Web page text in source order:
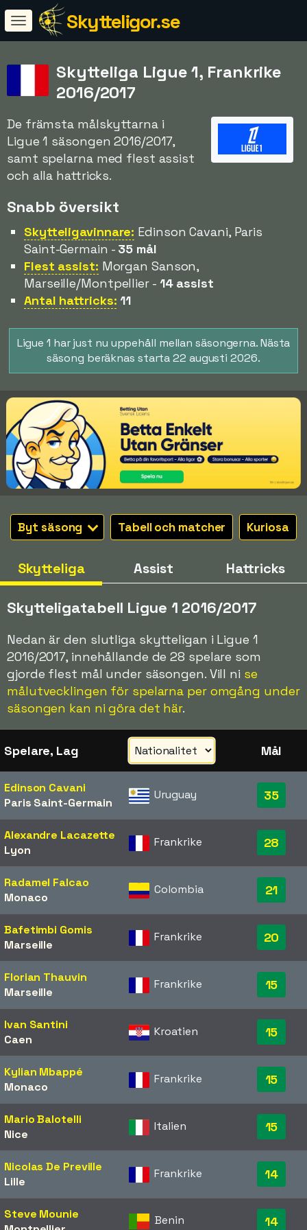
Skytteligor.se
Skytteliga Ligue 1, Frankrike
2016/2017
De främsta målskyttarna i
Ligue 1 säsongen 2016/2017,
samt spelarna med flest assist
och alla hattricks.
Snabb översikt
Skytteligavinnare: Edinson Cavani, Paris
Saint-Germain - 35 mål
Flest assist: Morgan Sanson,
Marseille/Montpellier - 14 assist
Antal hattricks: 11
Ligue 1 har just nu uppehåll mellan säsongerna. Nästa
säsong beräknas starta 22 augusti 2026.
Byt säsong Tabell och matcher Kuriosa
Skytteliga Assist Hattricks
Skytteligatabell Ligue 1 2016/2017
Nedan är den slutliga skytteligan i Ligue 1
2016/2017, innehållande de 28 spelare som
gjorde flest mål under säsongen. Vill ni se
målutvecklingen för spelarna per omgång under
säsongen kan ni göra det här.
Spelare, Lag Mål
Edinson Cavani
Paris Saint-Germain
Uruguay 35
Alexandre Lacazette
Lyon
Frankrike 28
Radamel Falcao
Monaco
Colombia 21
Bafetimbi Gomis
Marseille
Frankrike 20
Florian Thauvin
Marseille
Frankrike 15
Ivan Santini
Caen
Kroatien 15
Kylian Mbappé
Monaco
Frankrike 15
Mario Balotelli
Nice
Italien 15
Nicolas De Preville
Lille
Frankrike 14
Steve Mounie
Benin 14